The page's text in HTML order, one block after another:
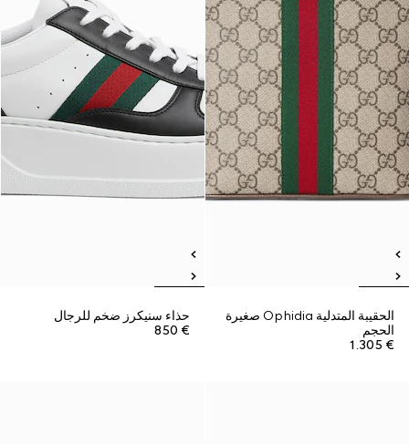
الحقيبة المتدلية Ophidia صغيرة
الحجم
€ 1.305
حذاء سنيكرز ضخم للرجال
€ 850